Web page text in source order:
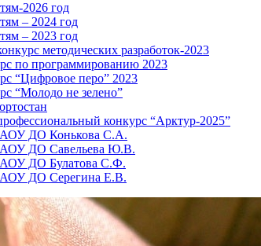
2026 год
– 2024 год
– 2023 год
методических разработок-2023
по программированию 2023
“Цифровое перо” 2023
“Молодо не зелено”
конкурс “Арктур-2025”
ДО Конькова С.А.
ДО Савельева Ю.В.
ДО Булатова С.Ф.
ДО Серегина Е.В.